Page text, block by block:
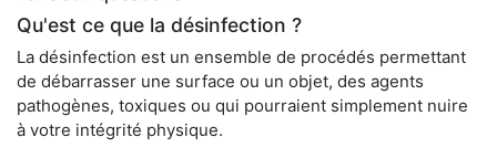
Qu'est ce que la désinfection ?
La désinfection est un ensemble de procédés permettant
de débarrasser une surface ou un objet, des agents
pathogènes, toxiques ou qui pourraient simplement nuire
à votre intégrité physique.